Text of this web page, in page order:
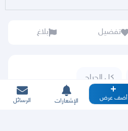
تفضيل بلاغ
كل الحراج
أضف عرض الإشعارات الرسائل